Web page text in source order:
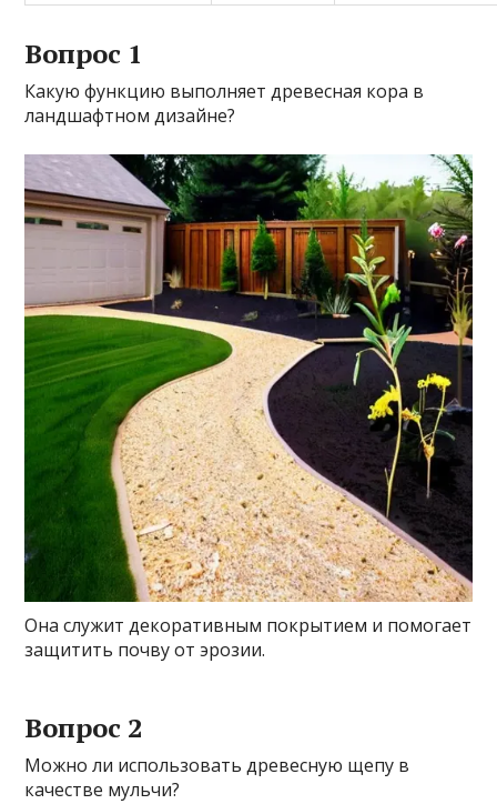
Вопрос 1
Какую функцию выполняет древесная кора в
ландшафтном дизайне?
Она служит декоративным покрытием и помогает
защитить почву от эрозии.
Вопрос 2
Можно ли использовать древесную щепу в
качестве мульчи?